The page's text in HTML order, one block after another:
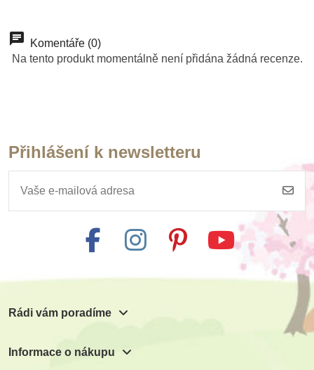
Komentáře (0)
Na tento produkt momentálně není přidána žádná recenze.
Přihlášení k newsletteru
Rádi vám poradíme
Informace o nákupu